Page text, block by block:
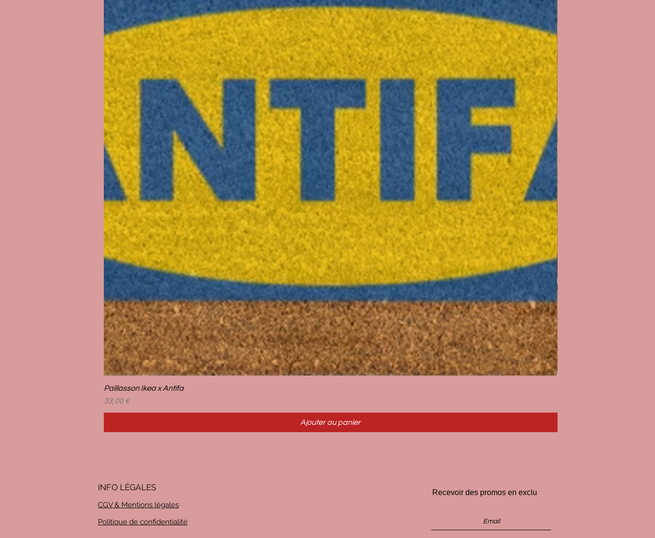
Paillasson Ikea x Antifa
Prix
33,00 €
Ajouter au panier
INFO LÉGALES
CGV & Mentions légales
Politique de confidentialité
Recevoir des promos en exclu